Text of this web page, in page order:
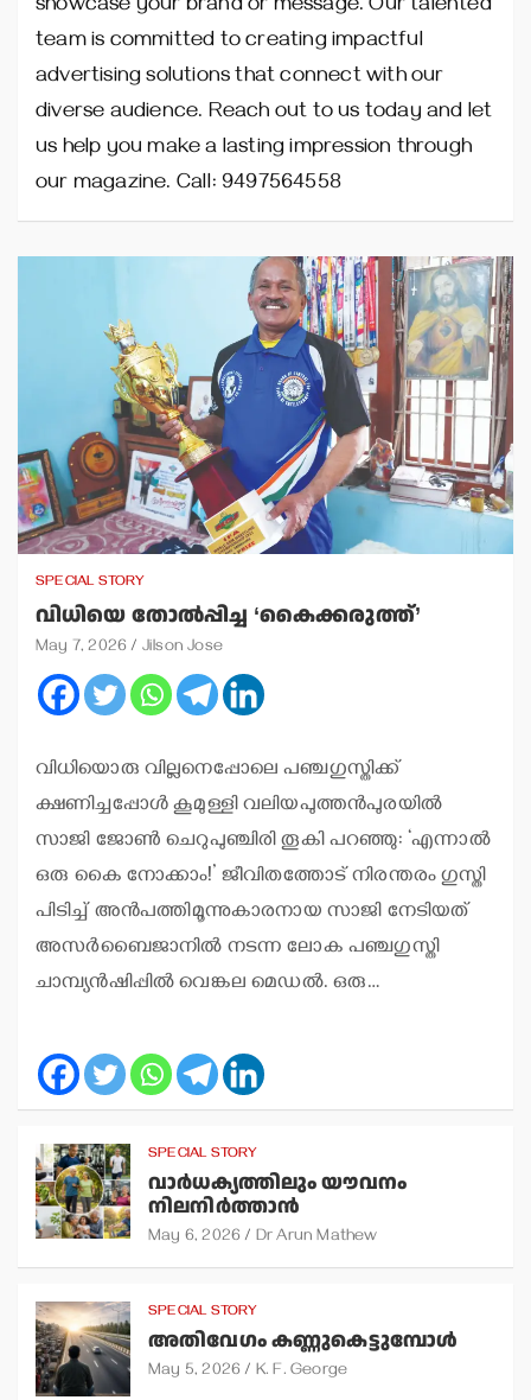
showcase your brand or message. Our talented
team is committed to creating impactful
advertising solutions that connect with our
diverse audience. Reach out to us today and let
us help you make a lasting impression through
our magazine. Call: 9497564558
SPECIAL STORY
വിധിയെ തോല്‍പ്പിച്ച ‘കൈക്കരുത്ത്’
May 7, 2026 Jilson Jose
വിധിയൊരു വില്ലനെപ്പോലെ പഞ്ചഗുസ്തിക്ക്
ക്ഷണിച്ചപ്പോള്‍ കൂമുള്ളി വലിയപുത്തന്‍പുരയില്‍
സാജി ജോണ്‍ ചെറുപുഞ്ചിരി തൂകി പറഞ്ഞു: ‘എന്നാല്‍
ഒരു കൈ നോക്കാം!’ ജീവിതത്തോട് നിരന്തരം ഗുസ്തി
പിടിച്ച് അന്‍പത്തിമൂന്നുകാരനായ സാജി നേടിയത്
അസര്‍ബൈജാനില്‍ നടന്ന ലോക പഞ്ചഗുസ്തി
ചാമ്പ്യന്‍ഷിപ്പില്‍ വെങ്കല മെഡല്‍. ഒരു…
SPECIAL STORY
വാര്‍ധക്യത്തിലും യൗവനം
നിലനിര്‍ത്താന്‍
May 6, 2026 Dr Arun Mathew
SPECIAL STORY
അതിവേഗം കണ്ണുകെട്ടുമ്പോള്‍
May 5, 2026 K. F. George